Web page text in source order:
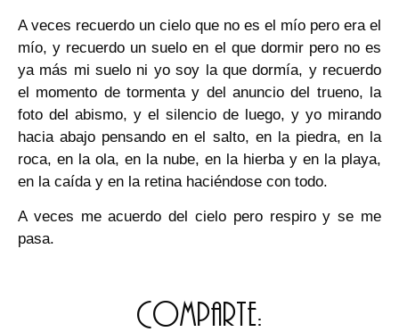
A veces recuerdo un cielo que no es el mío pero era el
mío, y recuerdo un suelo en el que dormir pero no es
ya más mi suelo ni yo soy la que dormía, y recuerdo
el momento de tormenta y del anuncio del trueno, la
foto del abismo, y el silencio de luego, y yo mirando
hacia abajo pensando en el salto, en la piedra, en la
roca, en la ola, en la nube, en la hierba y en la playa,
en la caída y en la retina haciéndose con todo.
A veces me acuerdo del cielo pero respiro y se me
pasa.
Comparte: